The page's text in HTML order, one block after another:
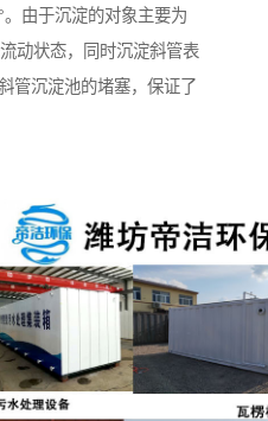
由于沉淀的对象主要为
动状态，同时沉淀斜管表
管沉淀池的堵塞，保证了